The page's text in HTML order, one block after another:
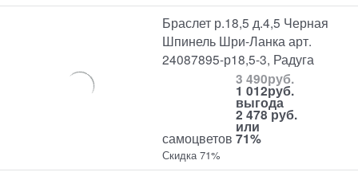
Браслет р.18,5 д.4,5 Черная
Шпинель Шри-Ланка арт.
24087895-р18,5-3, Радуга
самоцветов
3 490руб.
1 012руб.
выгода
2 478 руб.
или
71%
Скидка 71%